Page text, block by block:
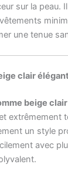
sur la peau.
une tenue
clair
beige clair
extrêmement
un style
avec